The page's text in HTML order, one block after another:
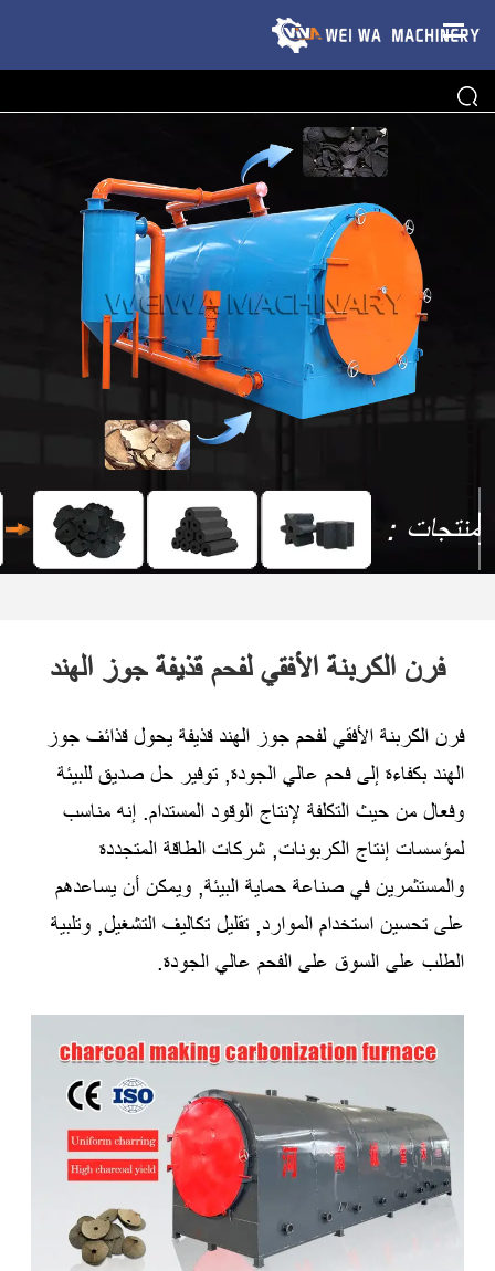
منتجات：
فرن الكربنة الأفقي لفحم قذيفة جوز الهند
فرن الكربنة الأفقي لفحم جوز الهند قذيفة يحول قذائف جوز
الهند بكفاءة إلى فحم عالي الجودة, توفير حل صديق للبيئة
وفعال من حيث التكلفة لإنتاج الوقود المستدام. إنه مناسب
لمؤسسات إنتاج الكربونات, شركات الطاقة المتجددة
والمستثمرين في صناعة حماية البيئة, ويمكن أن يساعدهم
على تحسين استخدام الموارد, تقليل تكاليف التشغيل, وتلبية
الطلب على السوق على الفحم عالي الجودة.